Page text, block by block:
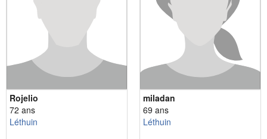
Rojelio
72 ans
Léthuin
miladan
69 ans
Léthuin